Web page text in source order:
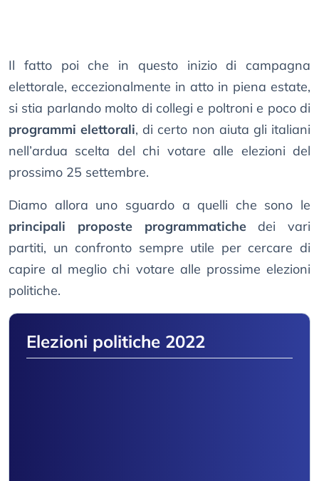
Il fatto poi che in questo inizio di campagna
elettorale, eccezionalmente in atto in piena estate,
si stia parlando molto di collegi e poltroni e poco di
programmi elettorali, di certo non aiuta gli italiani
nell’ardua scelta del chi votare alle elezioni del
prossimo 25 settembre.
Diamo allora uno sguardo a quelli che sono le
principali proposte programmatichedei vari
partiti, un confronto sempre utile per cercare di
capire al meglio chi votare alle prossime elezioni
politiche.
Elezioni politiche 2022